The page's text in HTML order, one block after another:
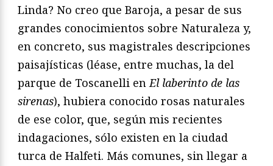
Linda? No creo que Baroja, a pesar de sus
grandes conocimientos sobre Naturaleza y,
en concreto, sus magistrales descripciones
paisajísticas (léase, entre muchas, la del
parque de Toscanelli enEl laberinto de las
sirenas), hubiera conocido rosas naturales
de ese color, que, según mis recientes
indagaciones, sólo existen en la ciudad
turca de Halfeti. Más comunes, sin llegar a